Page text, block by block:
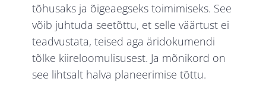
tõhusaks ja õigeaegseks toimimiseks. See
võib juhtuda seetõttu, et selle väärtust ei
teadvustata, teised aga äridokumendi
tõlke kiireloomulisusest. Ja mõnikord on
see lihtsalt halva planeerimise tõttu.